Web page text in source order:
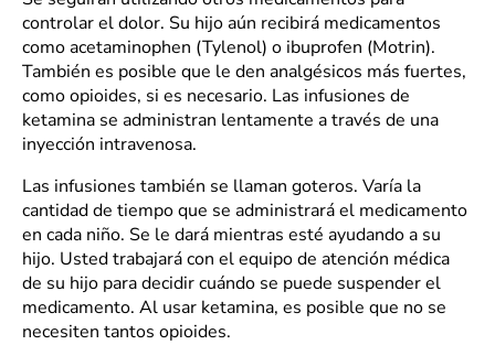
controlar el dolor. Su hijo aún recibirá medicamentos
como acetaminophen (Tylenol) o ibuprofen (Motrin).
También es posible que le den analgésicos más fuertes,
como opioides, si es necesario. Las infusiones de
ketamina se administran lentamente a través de una
inyección intravenosa.
Las infusiones también se llaman goteros. Varía la
cantidad de tiempo que se administrará el medicamento
en cada niño. Se le dará mientras esté ayudando a su
hijo. Usted trabajará con el equipo de atención médica
de su hijo para decidir cuándo se puede suspender el
medicamento. Al usar ketamina, es posible que no se
necesiten tantos opioides.